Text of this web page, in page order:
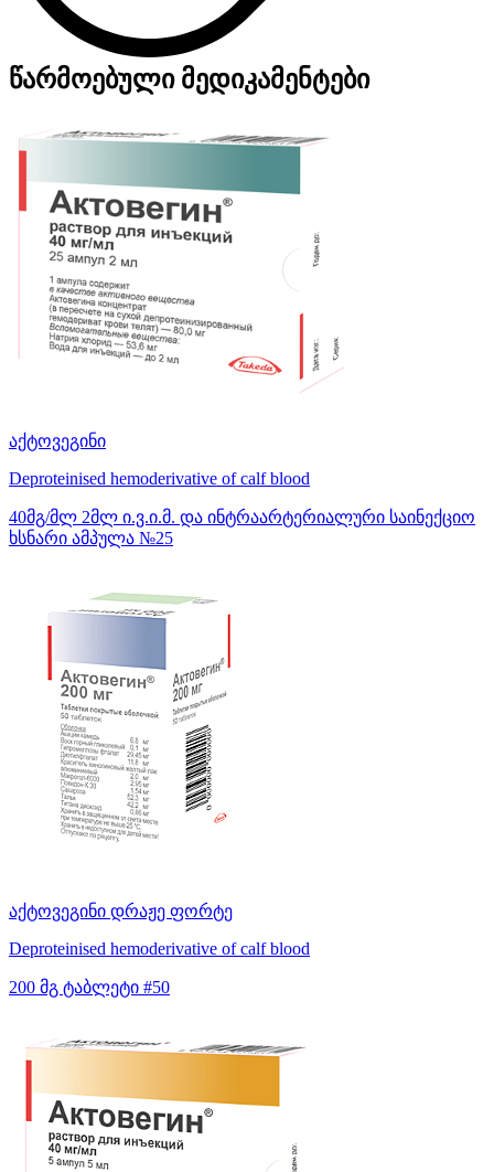
წარმოებული მედიკამენტები
აქტოვეგინი
Deproteinised hemoderivative of calf blood
40მგ/მლ 2მლ ი.ვ.ი.მ. და ინტრაარტერიალური საინექციო
ხსნარი ამპულა №25
აქტოვეგინი დრაჟე ფორტე
Deproteinised hemoderivative of calf blood
200 მგ ტაბლეტი #50